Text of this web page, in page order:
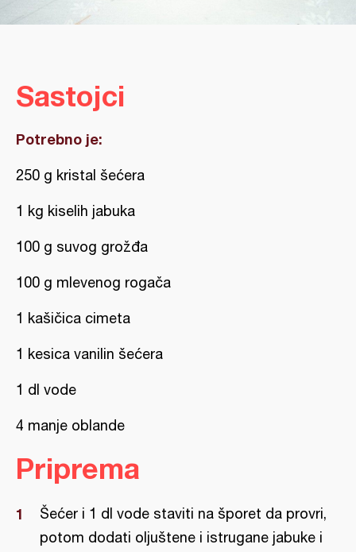
Sastojci
Potrebno je:
250 g kristal šećera
1 kg kiselih jabuka
100 g suvog grožđa
100 g mlevenog rogača
1 kašičica cimeta
1 kesica vanilin šećera
1 dl vode
4 manje oblande
Priprema
Šećer i 1 dl vode staviti na šporet da provri,
potom dodati oljuštene i istrugane jabuke i